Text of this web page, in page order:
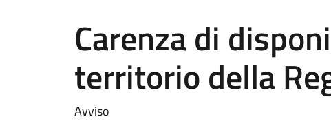
Carenza di
territorio della
Avviso